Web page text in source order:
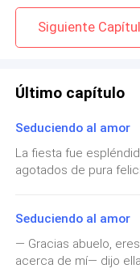
Alexia solo sonreía
resignación, pues
viva estampa de su
a Alfred, solo
Eleanor, era
le encantaba
caminaba apenas
era grácil y muy
curvas muy
Siguiente
Último capítulo
Seduciendo al amor
La fiesta fue
agotados de pura
todo muy lindo!— dijo
cumplir años!—
niña— porque va a
quiero muchas
— Gracias abuelo,
acerca de mí— dijo